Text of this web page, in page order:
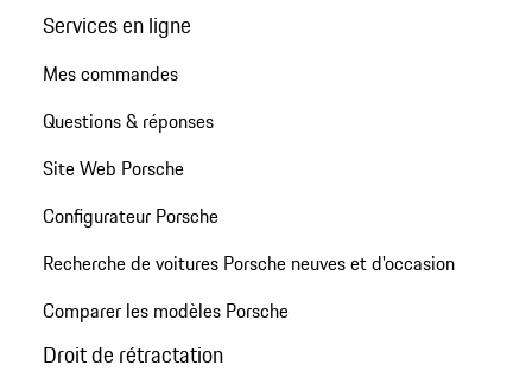
Services en ligne
Mes commandes
Questions & réponses
Site Web Porsche
Configurateur Porsche
Recherche de voitures Porsche neuves et d'occasion
Comparer les modèles Porsche
Droit de rétractation